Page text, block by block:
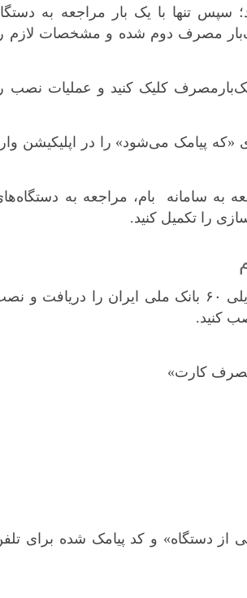
سپس تنها با یک بار مراجعه به
مصرف دوم شده و مشخصات لازم
تصویر رمز یک‌بارمصرف کلیک کنید و عملیات نصب
پیامک می‌شود» را در اپلیکیشن
به سامانه‌ بام، مراجعه به
۶۰ بانک ملی ایران را دریافت و
کنید.
از دستگاه» و کد پیامک شده برای